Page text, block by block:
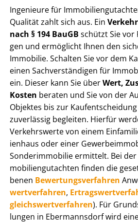
Ingenieure für
Qualität zahlt sich aus. Ein
nach § 194 BauGB schützt Sie
gen und ermöglicht Ihnen den
Immobilie. Schalten Sie vor dem
einen Sach­ver­stän­di­gen für
ein. Dieser kann Sie überWert,
Kosten beraten und Sie von der
Objektes bis zur
zuverlässig begleiten. Hierfür
Verkehrswerte von einem
i­en­haus oder einer
Sonderimmobilie ermittelt. Bei
mo­bi­li­en­gut­ach­ten finden die
be­nen Be­wer­tungs­ver­fah­ren
wert­ver­fah­ren,
gleichs­wert­ver­fah­ren). Für
lun­gen in Ebermannsdorf wird